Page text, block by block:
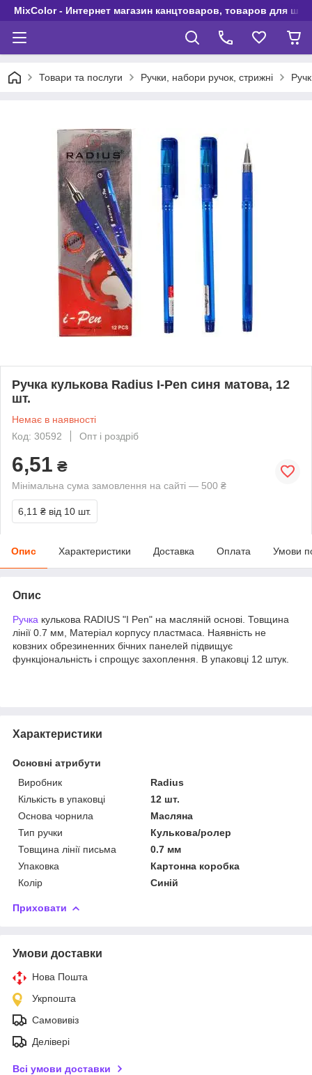
MixColor - Интернет магазин канцтоваров, товаров для
Товари та послуги Ручки, набори ручок, стрижні
Ручка кулькова Radius I-Pen синя матова, 12
шт.
Немає в наявності
Код: 30592
Опт і роздріб
6,51 ₴
Мінімальна сума замовлення на сайті — 500 ₴
6,11 ₴ від 10 шт.
Опис Характеристики Доставка Оплата Умови
Опис
Ручка кулькова RADIUS "I Pen" на масляній основі. Товщина
лінії 0.7 мм, Матеріал корпусу пластмаса. Наявність не
ковзних обрезиненних бічних панелей підвищує
функціональність і спрощує захоплення. В упаковці 12 штук.
Характеристики
Основні атрибути
Виробник
Radius
Кількість в упаковці
12 шт.
Основа чорнила
Масляна
Тип ручки
Кулькова/ролер
Товщина лінії письма
0.7 мм
Упаковка
Картонна коробка
Колір
Синій
Приховати
Умови доставки
Нова Пошта
Укрпошта
Самовивіз
Делівері
Всі умови доставки